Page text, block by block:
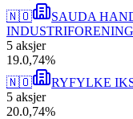
🇳🇴
SAUDA
INDUSTRIFORENING
5 aksjer
19.0,74%
🇳🇴
RYFYLKE
5 aksjer
20.0,74%